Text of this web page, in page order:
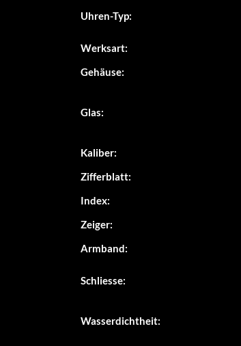
Uhren-Typ:
Werksart:
Gehäuse:
Glas:
Kaliber:
Zifferblatt:
Index:
Zeiger:
Armband:
Schliesse:
Wasserdichtheit: